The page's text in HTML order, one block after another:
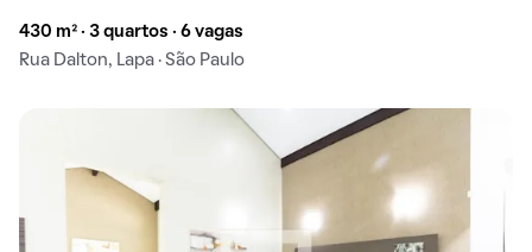
430 m² · 3 quartos · 6 vagas
Rua Dalton, Lapa · São Paulo